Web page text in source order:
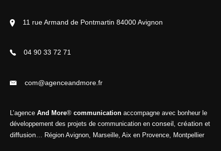
11 rue Armand de Pontmartin 84000 Avignon
04 90 33 72 71
com@agenceandmore.fr
L’agence And More® communication accompagne avec bonheur le
développement des projets de communication en conseil création et
diffusion … Région Avignon, Marseille, Aix en Provence, Montpellier